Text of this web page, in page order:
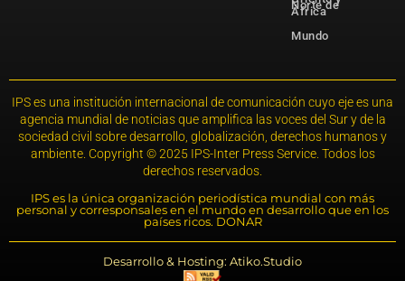
Norte de
África
Mundo
IPS es una institución internacional de comunicación cuyo eje es una
agencia mundial de noticias que amplifica las voces del Sur y de la
sociedad civil sobre desarrollo, globalización, derechos humanos y
ambiente. Copyright © 2025 IPS-Inter Press Service. Todos los
derechos reservados.
IPS es la única organización periodística mundial con más
personal y corresponsales en el mundo en desarrollo que en los
países ricos. DONAR
Desarrollo & Hosting: Atiko.Studio